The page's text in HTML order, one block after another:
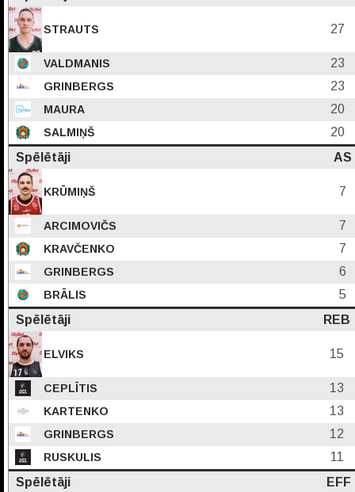
STRAUTS 27
VALDMANIS 23
GRINBERGS 23
MAURA 20
SALMIŅŠ
20
Spēlētāji
AS
KRŪMIŅŠ 7
ARCIMOVIČS 7
KRAVČENKO 7
GRINBERGS 6
BRĀLIS
5
Spēlētāji
REB
ELVIKS 15
CEPLĪTIS 13
KARTENKO 13
GRINBERGS 12
RUSKULIS
11
Spēlētāji
EFF